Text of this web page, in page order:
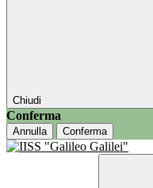
Chiudi
Conferma
Annulla Conferma